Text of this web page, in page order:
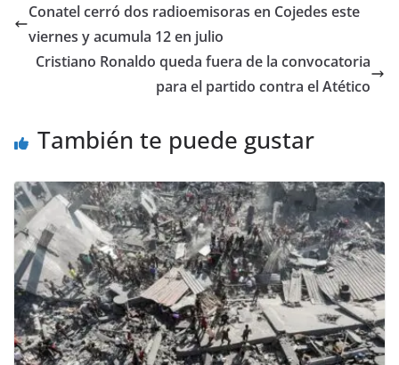
Conatel cerró dos radioemisoras en Cojedes este
viernes y acumula 12 en julio
Cristiano Ronaldo queda fuera de la convocatoria
para el partido contra el Atético
También te puede gustar